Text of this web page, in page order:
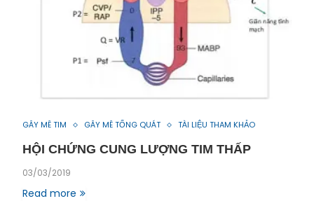
GÂY MÊ TIM GÂY MÊ TỔNG QUÁT TÀI LIỆU THAM KHẢO
HỘI CHỨNG CUNG LƯỢNG TIM THẤP
03/03/2019
Read more